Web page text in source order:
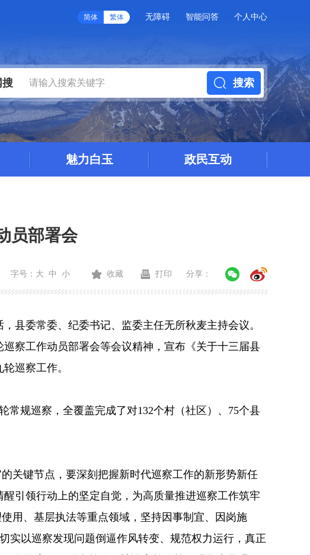
简体 繁体 无障碍 智能问答 个人中心
搜 搜索
魅力白玉 政民互动
员部署会
字号： 大 中 小 收藏 打印 分享：
委常委、纪委书记、监委主任无所秋麦主持会议。
察工作动员部署会等会议精神，宣布《关于十三届县
巡察工作。
规巡察，全覆盖完成了对132个村（社区）、75个县
关键节点，要深刻把握新时代巡察工作的新形势新任
引领行动上的坚定自觉，为高质量推进巡察工作筑牢
用、基层执法等重点领域，坚持因事制宜、因岗施
实以巡察发现问题倒逼作风转变、规范权力运行，真正